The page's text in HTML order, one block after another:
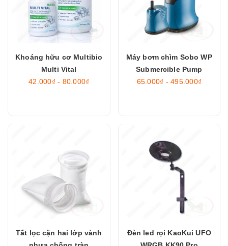
Khoáng hữu cơ Multibio
Multi Vital
42.000₫ - 80.000₫
Máy bơm chìm Sobo WP
Submercible Pump
65.000₫ - 495.000₫
Tất lọc cặn hai lớp vành
Đèn led rọi KaoKui UFO